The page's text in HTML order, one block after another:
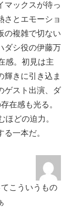
マックスが待っ
さとエモーショ
の複雑で切ない
ダシ役の伊藤万
感。初見は主
輝きに引き込ま
ゲスト出演、ダ
在感も光る。
どの迫力。
一本だ。
こういうもの